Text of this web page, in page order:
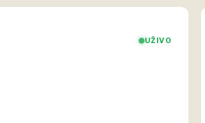
UŽIVO